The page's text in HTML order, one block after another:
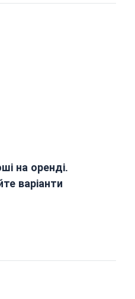
на оренді.
варіанти